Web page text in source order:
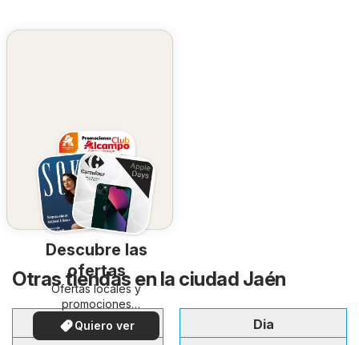
Descubre las
ofertas
Ofertas locales y
promociones
especiales.
Quiero ver
Otras tiendas en la ciudad Jaén
Carrefour
Dia